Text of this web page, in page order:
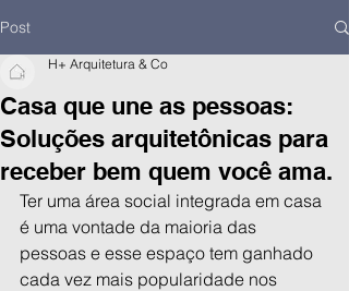
Post
Casa que une as pessoas:
Soluções arquitetônicas para
receber bem quem você ama.
H+ Arquitetura & Co
Ter uma área social integrada em casa
é uma vontade da maioria das
pessoas e esse espaço tem ganhado
cada vez mais popularidade nos